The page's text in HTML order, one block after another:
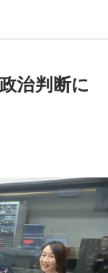
でご利用いた
みゅ Chapter
ィンランドへ
なかでも、
きていると感
自身の思い込
さんは、美しい
が多いと話し
、海を眺めな
を大切にしてい
くはず。迷っ
。美容院に行
いた分野の本
たりしてみまし
イスを素直に
が入ったサラ
治判断に